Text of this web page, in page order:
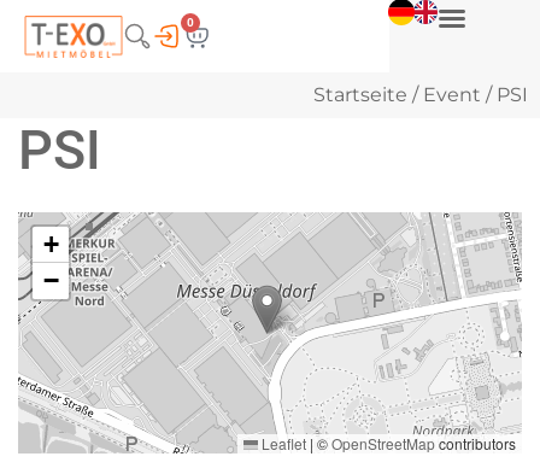
0
Startseite / Event / PSI
PSI
+
−
Leaflet |©OpenStreetMapcontributors